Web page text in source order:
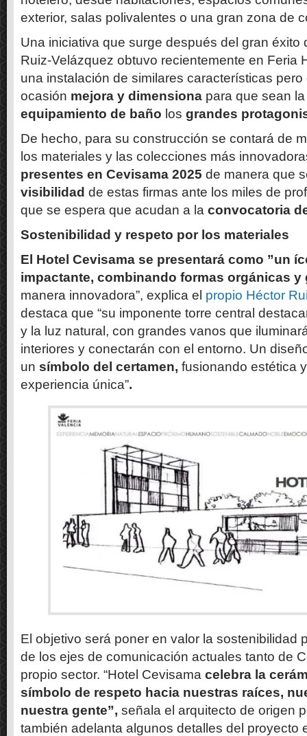
exterior, salas polivalentes o una gran zona de
Una iniciativa que surge después del gran éxito
Ruiz-Velázquez obtuvo recientemente en Feria
una instalación de similares características
ocasión mejora y dimensiona para que sean
equipamiento de baño los grandes
De hecho, para su construcción se contará de
los materiales y las colecciones más
presentes en Cevisama 2025 de manera que
visibilidad de estas firmas ante los miles de
que se espera que acudan a la convocatoria
Sostenibilidad y respeto por los materiales
El Hotel Cevisama se presentará como ”un
impactante, combinando formas orgánicas y
manera innovadora”, explica el propio Héctor
destaca que “su imponente torre central
y la luz natural, con grandes vanos que
interiores y conectarán con el entorno. Un
un símbolo del certamen, fusionando estética
experiencia única”.
El objetivo será poner en valor la sostenibilidad
de los ejes de comunicación actuales tanto de
propio sector. “Hotel Cevisama celebra la
símbolo de respeto hacia nuestras raíces,
nuestra gente”, señala el arquitecto de origen
también adelanta algunos detalles del proyecto